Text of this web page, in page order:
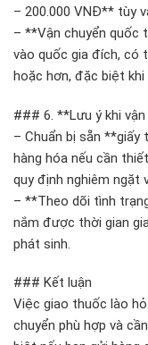
– 200.000 VNĐ** tùy
– **Vận chuyển quốc
vào quốc gia đích, có
hoặc hơn, đặc biệt khi
### 6. **Lưu ý khi
– Chuẩn bị sẵn **giấy
hàng hóa nếu cần
quy định nghiêm ngặt
– **Theo dõi tình
nắm được thời gian
phát sinh.
### Kết luận
Việc giao thuốc lào
chuyển phù hợp và